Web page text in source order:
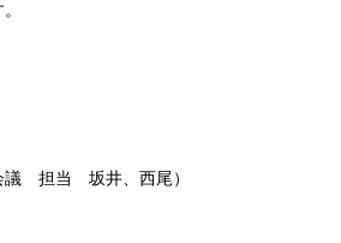
議 担当 坂井、西尾）